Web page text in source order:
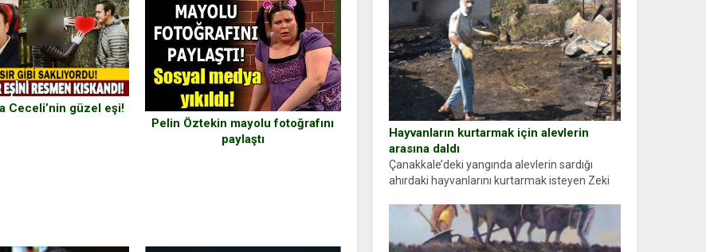
Hayvanların kurtarmak için alevlerin
arasına daldı
Çanakkale’deki yangında alevlerin sardığı
ahırdaki hayvanlarını kurtarmak isteyen Zeki
ellerinde yanıklar oluşan Demir, kâbus dolu
anları anlattı… Merkeze bağlı...
Ceceli’nin güzel eşi!
Pelin Öztekin mayolu fotoğrafını
paylaştı